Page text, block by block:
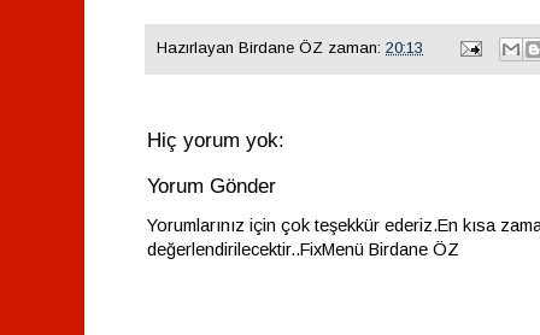
Hazırlayan Birdane ÖZ zaman: 20:13
Hiç yorum yok:
Yorum Gönder
Yorumlarınız için çok teşekkür ederiz.En kısa
değerlendirilecektir..FixMenü Birdane ÖZ